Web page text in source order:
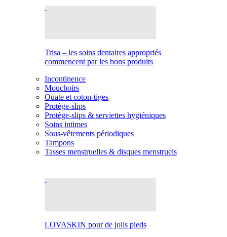
Trisa – les soins dentaires appropriés
commencent par les bons produits
Incontinence
Mouchoirs
Ouate et coton-tiges
Protège-slips
Protège-slips & serviettes hygiéniques
Soins intimes
Sous-vêtements périodiques
Tampons
Tasses menstruelles & disques menstruels
LOVASKIN pour de jolis pieds